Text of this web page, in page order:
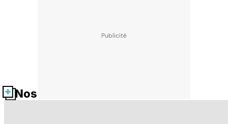
Nos fiches santé